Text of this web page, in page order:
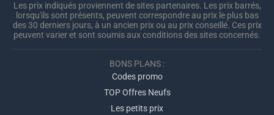
Les prix indiqués proviennent de sites partenaires. Les prix barrés,
lorsqu'ils sont présents, peuvent correspondre au prix le plus bas
des 30 derniers jours, à un ancien prix ou au prix conseillé. Ces prix
peuvent varier et sont soumis aux conditions des sites concernés.
BONS PLANS :
Codes promo
TOP Offres Neufs
Les petits prix